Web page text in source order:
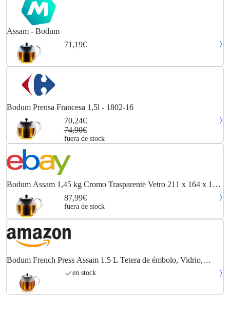
Assam - Bodum
71,19€
Bodum Prensa Francesa 1,5l - 1802-16
70,24€
74,90€
fuera de stock
Bodum Assam 1,45 kg Cromo Trasparente Vetro 211 x 164 x 171
mm Tea 1802-16
87,99€
fuera de stock
Bodum French Press Assam 1.5 L Tetera de émbolo, Vidrio,
Acero, Brillo, 1.5 litrosen stock